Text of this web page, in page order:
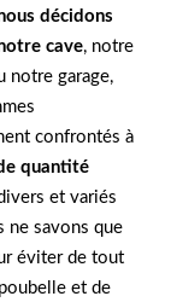
décidons
cave, notre
notre garage,
confrontés à
quantité
et variés
ne savons que
éviter de tout
et de